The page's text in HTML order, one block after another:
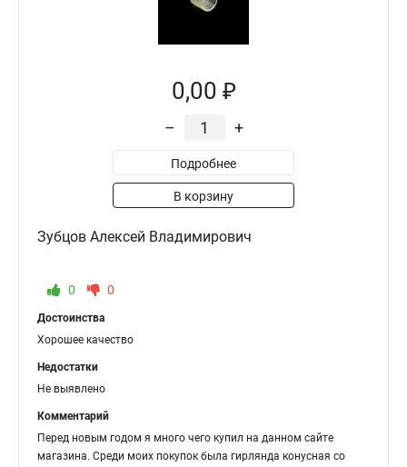
0,00 ₽
– +
Подробнее
В корзину
Зубцов Алексей Владимирович
0 0
Достоинства
Хорошее качество
Недостатки
Не выявлено
Комментарий
Перед новым годом я много чего купил на данном сайте
магазина. Среди моих покупок была гирлянда конусная со